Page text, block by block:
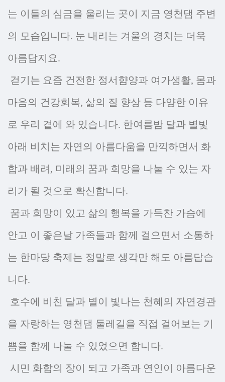
는 이들의 심금을 울리는 곳이 지금 영천댐 주변
의 모습입니다. 눈 내리는 겨울의 경치는 더욱
아름답지요.
걷기는 요즘 건전한 정서햠양과 여가생활, 몸과
마음의 건강회복, 삶의 질 향상 등 다양한 이유
로 우리 곁에 와 있습니다. 한여름밤 달과 별빛
아래 비치는 자연의 아름다움을 만끽하면서 화
합과 배려, 미래의 꿈과 희망을 나눌 수 있는 자
리가 될 것으로 확신합니다.
꿈과 희망이 있고 삶의 행복을 가득찬 가슴에
안고 이 좋은날 가족들과 함께 걸으면서 소통하
는 한마당 축제는 정말로 생각만 해도 아름답습
니다.
호수에 비친 달과 별이 빛나는 천혜의 자연경관
을 자랑하는 영천댐 둘레길을 직접 걸어보는 기
쁨을 함께 나눌 수 있었으면 합니다.
시민 화합의 장이 되고 가족과 연인이 아름다운